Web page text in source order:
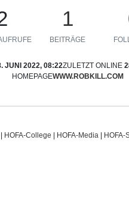
1
BEITRÄGE
JUNI 2022, 08:22ZULETZT ONLINE
HOMEPAGEWWW.ROBKILL.COM
HOFA-College HOFA-Media HOFA-